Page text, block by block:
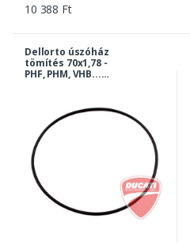
10 388 Ft
Dellorto úszóház
tömítés 70x1,78 -
PHF, PHM, VHB...